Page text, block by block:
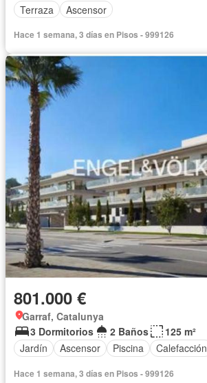
Terraza
Ascensor
Hace 1 semana, 3 días en Pisos - 999126
801.000 €
Garraf, Catalunya
3 Dormitorios
2 Baños
125 m²
Jardín
Ascensor Piscina Calefacción
Hace 1 semana, 3 días en Pisos - 999126